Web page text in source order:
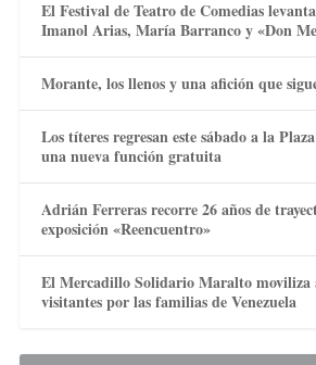
El Festival de Teatro de Comedias
Imanol Arias, María Barranco y «Don
Morante, los llenos y una afición que
Los títeres regresan este sábado a la
una nueva función gratuita
Adrián Ferreras recorre 26 años de
exposición «Reencuentro»
El Mercadillo Solidario Maralto moviliza
visitantes por las familias de Venezuela